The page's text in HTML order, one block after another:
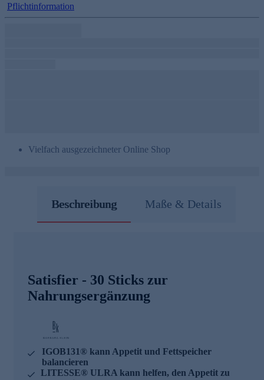
Pflichtinformation
Vielfach ausgezeichneter Online Shop
Beschreibung Maße & Details
Satisfier - 30 Sticks zur
Nahrungsergänzung
IGOB131® kann Appetit und Fettspeicher
balancieren
LITESSE® ULRA kann helfen, den Appetit zu